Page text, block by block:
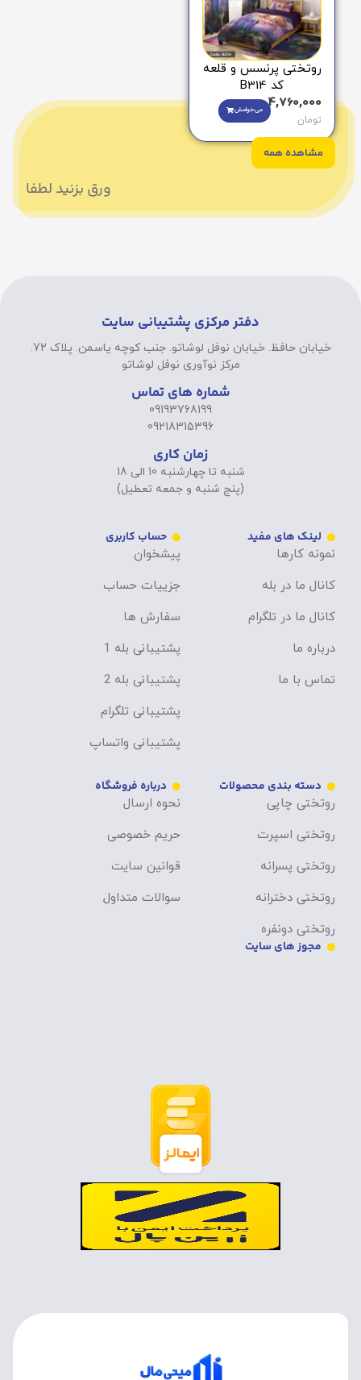
روتختی پرنسس و قلعه
کد B314
4,760,000
تومان
می‌خوامش
مشاهده همه
ورق بزنید لطفا
دفتر مرکزی پشتیبانی سایت
خیابان حافظ. خیابان نوفل لوشاتو. جنب کوچه یاسمن. پلاک 72.
مرکز نوآوری نوفل لوشاتو
شماره های تماس
09193768199
09218315396
زمان کاری
شنبه تا چهارشنبه 10 الی 18
(پنج شنبه و جمعه تعطیل)
لینک های مفید
نمونه کارها
کانال ما در بله
کانال ما در تلگرام
درباره ما
تماس با ما
حساب کاربری
پیشخوان
جزییات حساب
سفارش ها
پشتیبانی بله 1
پشتیبانی بله 2
پشتیبانی تلگرام
پشتیبانی واتساپ
دسته بندی محصولات
روتختی چاپی
روتختی اسپرت
روتختی پسرانه
روتختی دخترانه
روتختی دونفره
درباره فروشگاه
نحوه ارسال
حریم خصوصی
قوانین سایت
سوالات متداول
مجوز های سایت